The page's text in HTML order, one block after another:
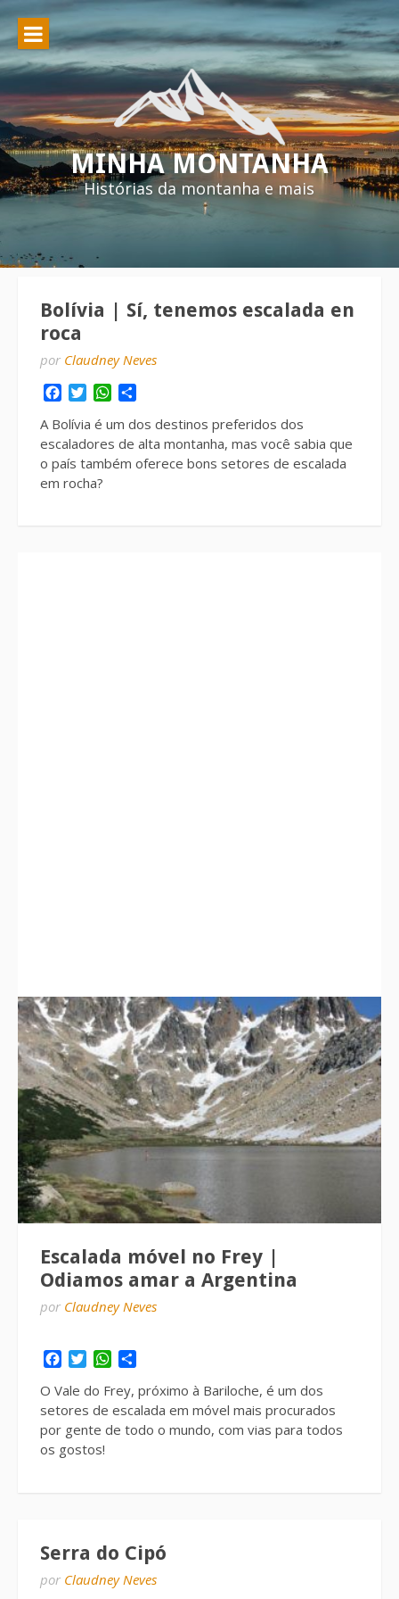
para
o
conteúdo
MINHA MONTANHA
Histórias da montanha e mais
Bolívia | Sí, tenemos escalada en
roca
por Claudney Neves
Facebook
TwitterWhatsApp
A Bolívia é um dos destinos preferidos dos
escaladores de alta montanha, mas você sabia que
o país também oferece bons setores de escalada
em rocha?
Escalada móvel no Frey |
Odiamos amar a Argentina
por Claudney Neves
Facebook
TwitterWhatsApp
O Vale do Frey, próximo à Bariloche, é um dos
setores de escalada em móvel mais procurados
por gente de todo o mundo, com vias para todos
os gostos!
Serra do Cipó
por Claudney Neves